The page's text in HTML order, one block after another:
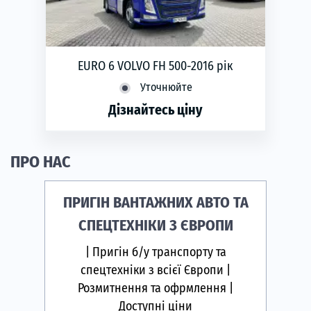
EURO 6 VOLVO FH 500-2016 рік
Уточнюйте
Дізнайтесь ціну
Коробка передач:автоматична
ПРО НАС
ПРИГІН ВАНТАЖНИХ АВТО ТА
СПЕЦТЕХНІКИ З ЄВРОПИ
| Пригін б/у транспорту та
спецтехніки з всієї Європи |
Розмитнення та офрмлення |
Доступні ціни